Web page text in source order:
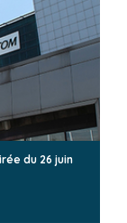
du 26 juin